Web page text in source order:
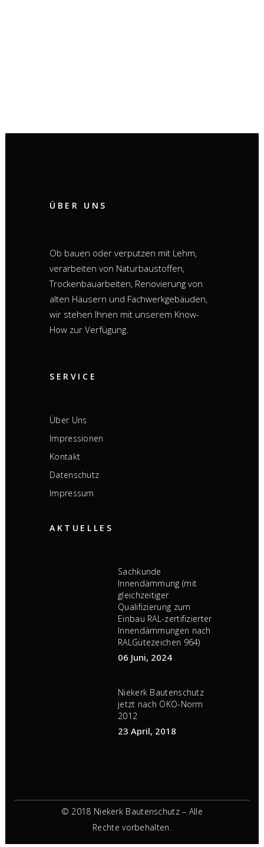
ÜBER UNS
Ob bauen oder verputzen mit Lehm,
verarbeiten von Naturbaustoffen,
Trockenbauarbeiten, Renovierung von
alten Häusern und Fachwerkgebäuden,
wir stehen Ihnen mit unserem Know-
How zur Verfügung.
SERVICE
Über Uns
Impressionen
Kontakt
Datenschutz
Impressum
AKTUELLES
Sachkunde
Innendämmung (mit
gleichzeitiger
Qualifizierung zum
Einbau RAL-zertifizierter
Innendämmungen nach
RALGütezeichen 964)
06 Juni, 2024
Niekerk Bautenschutz
jetzt nach ÖKO-Norm
2012
23 April, 2018
© 2018 Niekerk Bautenschutz – Alle
Rechte vorbehalten.